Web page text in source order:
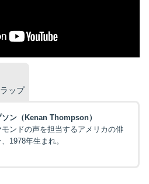
ラップ
ン（Kenan Thompson）
ンドの声を担当するアメリカの俳
1978年生まれ。